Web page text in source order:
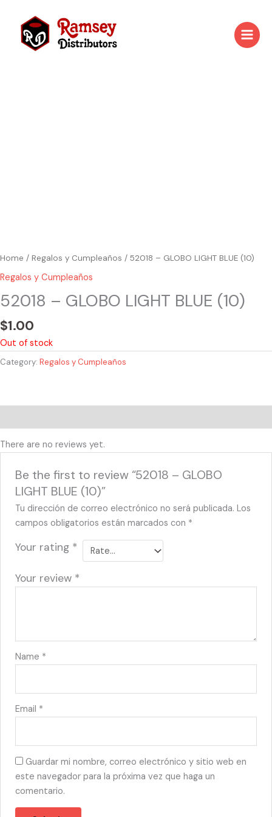
content
Home / Regalos y Cumpleaños / 52018 – GLOBO LIGHT BLUE (10)
Regalos y Cumpleaños
52018 – GLOBO LIGHT BLUE (10)
$1.00
Out of stock
Category: Regalos y Cumpleaños
There are no reviews yet.
Be the first to review “52018 – GLOBO
LIGHT BLUE (10)”
Tu dirección de correo electrónico no será publicada. Los
campos obligatorios están marcados con *
Your rating *
Your review *
Name *
Email *
Guardar mi nombre, correo electrónico y sitio web en
este navegador para la próxima vez que haga un
comentario.